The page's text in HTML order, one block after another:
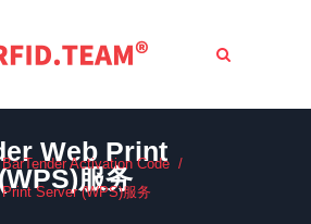
Web Print
服务
BarTender Activation Code /
Server (WPS)服务